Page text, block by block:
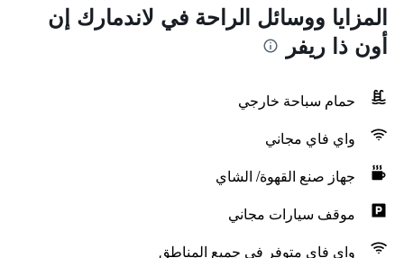
المزايا ووسائل الراحة في لاندمارك إن
أون ذا ريفر
حمام سباحة خارجي
واي فاي مجاني
جهاز صنع القهوة/ الشاي
موقف سيارات مجاني
واي فاي متوفر في جميع المناطق